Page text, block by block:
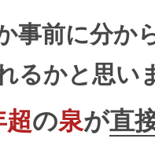
事前に分か
るかと思い
の泉が直